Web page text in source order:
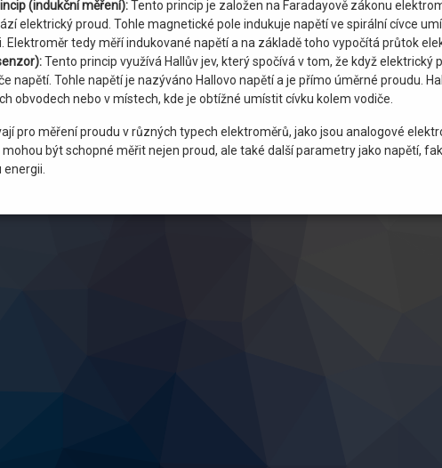
(indukční měření):Tento princip je založen na Faradayově zákonu
elektrický proud. Tohle magnetické pole indukuje napětí ve spirální cívce
Elektroměr tedy měří indukované napětí a na základě toho vypočítá průtok
Tento princip využívá Hallův jev, který spočívá v tom, že když
napětí. Tohle napětí je nazýváno Hallovo napětí a je přímo úměrné proudu.
obvodech nebo v místech, kde je obtížné umístit cívku kolem vodiče.
pro měření proudu v různých typech elektroměrů, jako jsou analogové
být schopné měřit nejen proud, ale také další parametry jako napětí,